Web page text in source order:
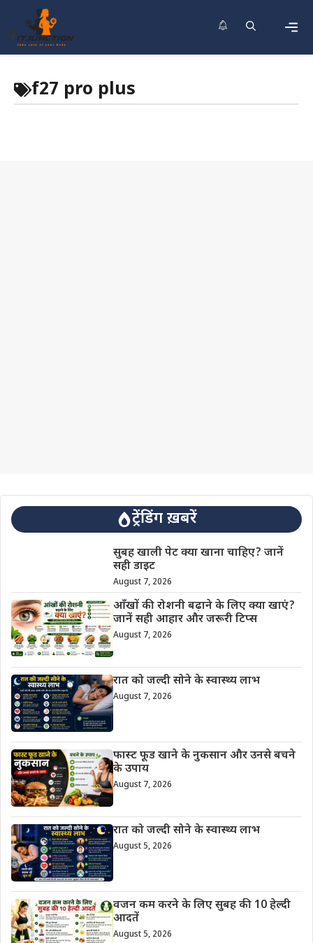
content
f27 pro plus
ट्रेंडिंग ख़बरें
सुबह खाली पेट क्या खाना चाहिए? जानें
सही डाइट
August 7, 2026
आँखों की रोशनी बढ़ाने के लिए क्या खाएं?
जानें सही आहार और जरूरी टिप्स
August 7, 2026
रात को जल्दी सोने के स्वास्थ्य लाभ
August 7, 2026
फास्ट फूड खाने के नुकसान और उनसे बचने
के उपाय
August 7, 2026
रात को जल्दी सोने के स्वास्थ्य लाभ
August 5, 2026
वजन कम करने के लिए सुबह की 10 हेल्दी
आदतें
August 5, 2026